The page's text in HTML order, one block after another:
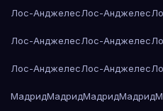
Лос-АнджелесЛос-Анджелес
Лос-АнджелесЛос-Анджелес
Лос-АнджелесЛос-Анджелес
МадридМадридМадридМадрид